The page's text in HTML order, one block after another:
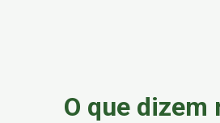
O que dizem